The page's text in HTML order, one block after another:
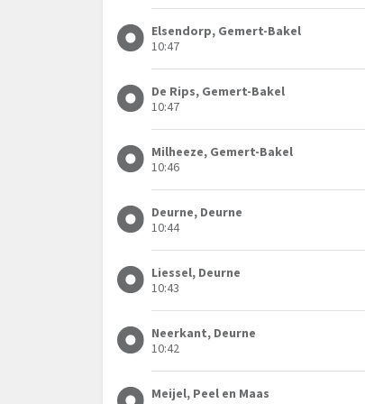
Elsendorp, Gemert-Bakel
10:47
De Rips, Gemert-Bakel
10:47
Milheeze, Gemert-Bakel
10:46
Deurne, Deurne
10:44
Liessel, Deurne
10:43
Neerkant, Deurne
10:42
Meijel, Peel en Maas